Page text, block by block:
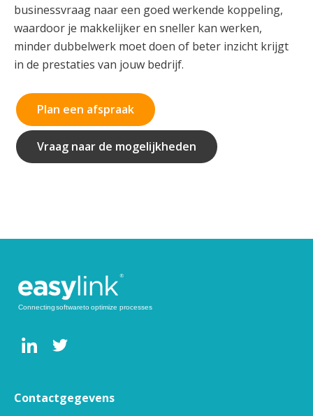
businessvraag naar een goed werkende koppeling,
waardoor je makkelijker en sneller kan werken,
minder dubbelwerk moet doen of beter inzicht krijgt
in de prestaties van jouw bedrijf.
Plan een afspraak
Vraag naar de mogelijkheden
Contactgegevens